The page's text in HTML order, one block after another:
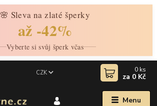
🌸 Sleva na zlaté šperky
až -42%
Vyberte si svůj šperk včas
Menu
CZK 0 ks
za 0 Kč